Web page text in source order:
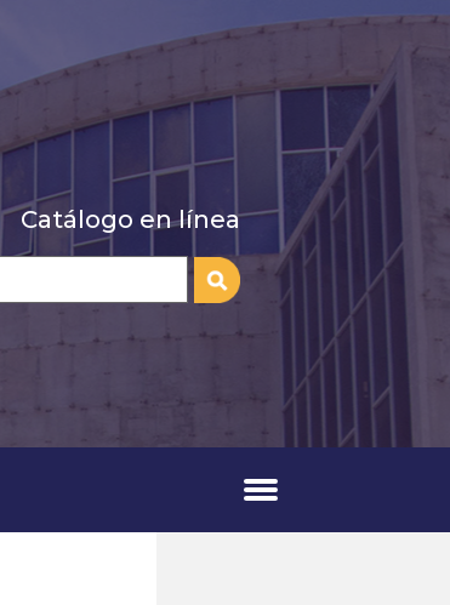
Catálogo en línea